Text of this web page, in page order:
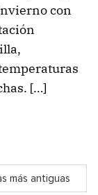
con
[…]
más antiguas